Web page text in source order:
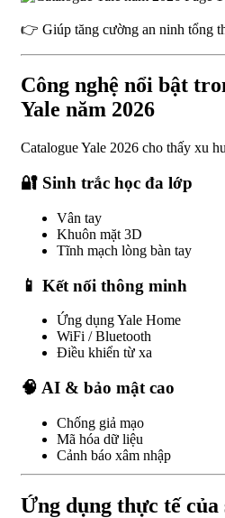
👉 Giúp tăng cường an ninh tổng
Công nghệ nổi bật
Yale năm 2026
Catalogue Yale 2026 cho thấy xu
🔐 Sinh trắc học đa lớp
Vân tay
Khuôn mặt 3D
Tĩnh mạch lòng bàn tay
📱 Kết nối thông minh
Ứng dụng Yale Home
WiFi / Bluetooth
Điều khiển từ xa
🧠 AI & bảo mật cao
Chống giả mạo
Mã hóa dữ liệu
Cảnh báo xâm nhập
Ứng dụng thực tế của